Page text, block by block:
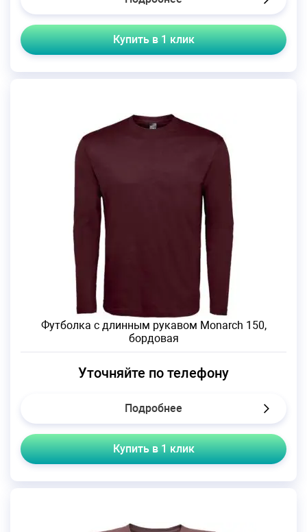
Купить в 1 клик
Футболка с длинным рукавом Monarch 150,
бордовая
Уточняйте по телефону
Подробнее
Купить в 1 клик